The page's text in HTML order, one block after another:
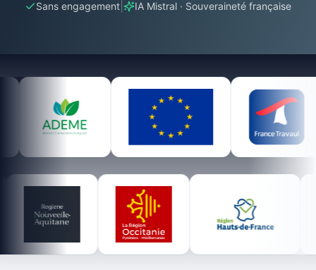
Sans engagement IA Mistral · Souveraineté française
Sources officielles référencées
Notre base de données agrège les dispositifs d'aides